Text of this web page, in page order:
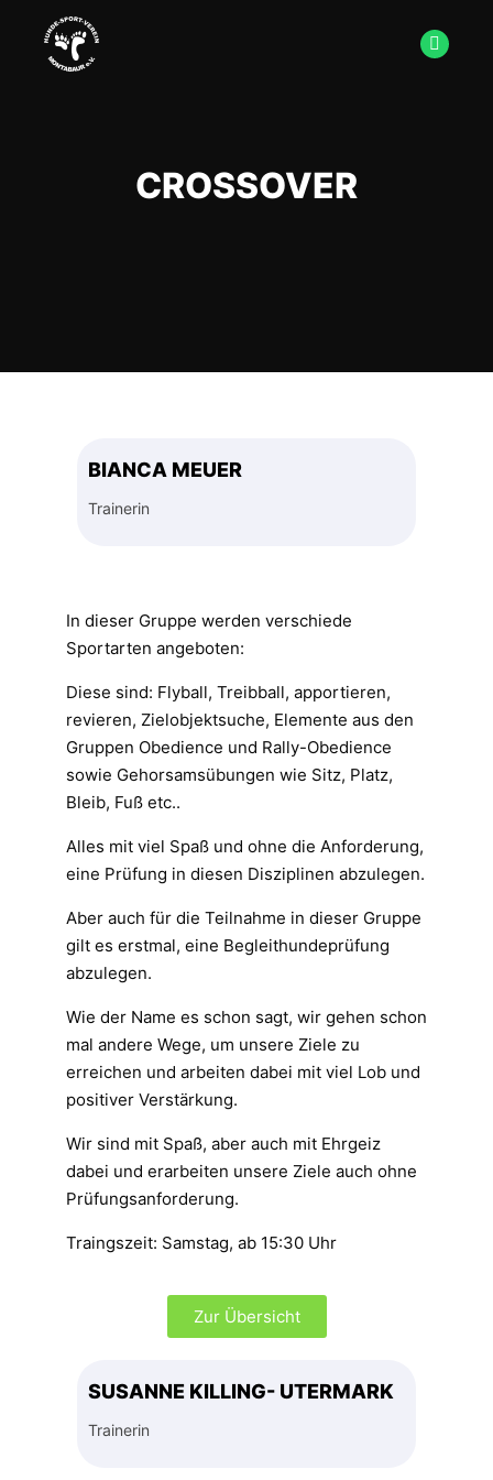
CROSSOVER
BIANCA MEUER
Trainerin
In dieser Gruppe werden verschiede
Sportarten angeboten:
Diese sind: Flyball, Treibball, apportieren,
revieren, Zielobjektsuche, Elemente aus den
Gruppen Obedience und Rally-Obedience
sowie Gehorsamsübungen wie Sitz, Platz,
Bleib, Fuß etc..
Alles mit viel Spaß und ohne die Anforderung,
eine Prüfung in diesen Disziplinen abzulegen.
Aber auch für die Teilnahme in dieser Gruppe
gilt es erstmal, eine Begleithundeprüfung
abzulegen.
Wie der Name es schon sagt, wir gehen schon
mal andere Wege, um unsere Ziele zu
erreichen und arbeiten dabei mit viel Lob und
positiver Verstärkung.
Wir sind mit Spaß, aber auch mit Ehrgeiz
dabei und erarbeiten unsere Ziele auch ohne
Prüfungsanforderung.
Traingszeit: Samstag, ab 15:30 Uhr
Zur Übersicht
SUSANNE KILLING- UTERMARK
Trainerin